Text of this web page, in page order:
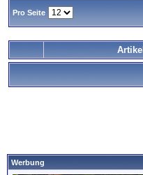
Pro Seite
Artikel
Werbung